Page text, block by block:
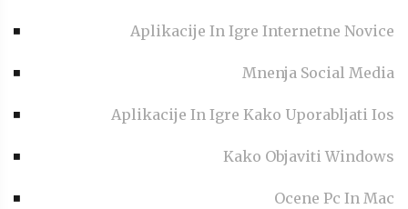
Aplikacije In Igre Internetne Novice
Mnenja Social Media
Aplikacije In Igre Kako Uporabljati Ios
Kako Objaviti Windows
Ocene Pc In Mac